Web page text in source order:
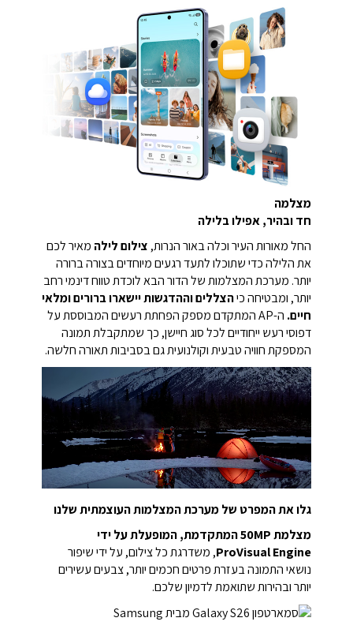
מצלמה
חד ובהיר, אפילו בלילה
החל מאורות העיר וכלה באור הנרות, צילום לילה מאיר לכם
את הלילה כדי שתוכלו לתעד רגעים מיוחדים בצורה ברורה
יותר. מערכת המצלמות של הדור הבא לוכדת טווח דינמי רחב
יותר, ומבטיחה כיהצללים וההדגשות יישארו ברורים ומלאי
חיים.
ה-AP המתקדם מספק הפחתת רעשים המבוססת על
דפוסי רעש ייחודיים לכל סוג חיישן, כך שמתקבלת תמונה
המספקת חוויה טבעית וקולנועית גם בסביבות תאורה חלשה.
גלו את המפרט של מערכת המצלמות העוצמתית שלנו
מצלמת 50MP המתקדמת, המופעלת על ידי
ProVisual Engine, משדרגת כל צילום, על ידי שיפור
נושאי התמונה בעזרת פרטים חכמים יותר, צבעים עשירים
יותר ובהירות שתואמת לדמיון שלכם.